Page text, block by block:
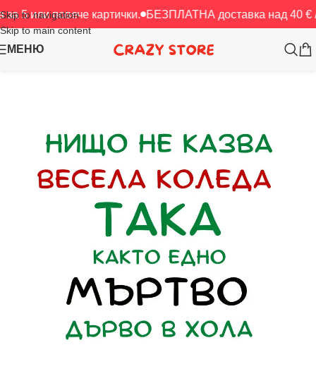
Skip to navigation
Skip to main content
картички. БЕЗПЛАТНА доставка над 40 € / 78.23
МЕНЮ